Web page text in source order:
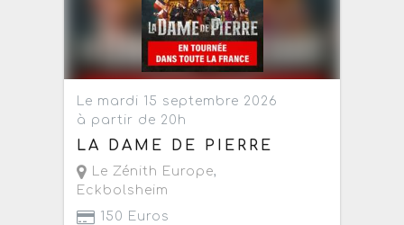
Le mardi 15 septembre 2026
à partir de 20h
LA DAME DE PIERRE
Le Zénith Europe,
Eckbolsheim
150 Euros